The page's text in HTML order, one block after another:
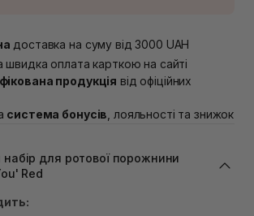
Луцьк, вул. Винниченка 4
м. Львів, вул. Академіка Підстригача, 1В
Львів, вул. Степана Бандери 45
Рівне, вул. 16-го Липня, 15
доставка на суму від 3000 UAH
швидка оплата карткою на сайті
продукція від офіційних
система бонусів , лояльності та знижок
для ротової порожнини
Red